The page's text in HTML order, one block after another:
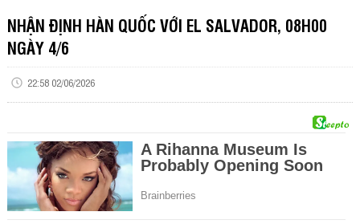
NHẬN ĐỊNH HÀN QUỐC VỚI EL SALVADOR, 08H00
NGÀY 4/6
22:58 02/06/2026